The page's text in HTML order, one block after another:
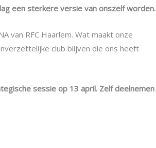
een sterkere versie van onszelf worden.
van RFC Haarlem. Wat maakt onze
club blijven die ons heeft
sessie op 13 april. Zelf deelnemen